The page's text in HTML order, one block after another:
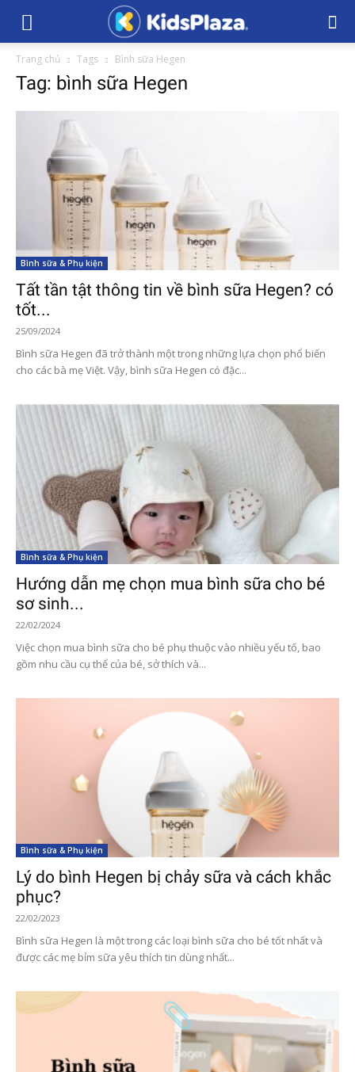
Trang chủ Tags Bình sữa Hegen
Tag: bình sữa Hegen
Bình sữa & Phụ kiện
Tất tần tật thông tin về bình sữa Hegen? có
tốt...
25/09/2024
Bình sữa Hegen đã trở thành một trong những lựa chọn phổ biến
cho các bà mẹ Việt. Vậy, bình sữa Hegen có đặc...
Bình sữa & Phụ kiện
Hướng dẫn mẹ chọn mua bình sữa cho bé
sơ sinh...
22/02/2024
Việc chọn mua bình sữa cho bé phụ thuộc vào nhiều yếu tố, bao
gồm nhu cầu cụ thể của bé, sở thích và...
Bình sữa & Phụ kiện
Lý do bình Hegen bị chảy sữa và cách khắc
phục?
22/02/2023
Bình sữa Hegen là một trong các loại bình sữa cho bé tốt nhất và
được các mẹ bỉm sữa yêu thích tin dùng nhất...